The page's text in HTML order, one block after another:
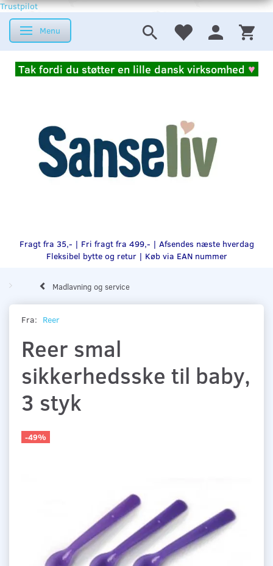
Trustpilot
Skifte navigation
Menu
Tak fordi du støtter en lille dansk virksomhed ♥
Fragt fra 35,- | Fri fragt fra 499,- | Afsendes næste hverdag
Fleksibel bytte og retur | Køb via EAN nummer
Madlavning og service
Fra: Reer
Reer smal
sikkerhedsske til baby,
3 styk
-49%